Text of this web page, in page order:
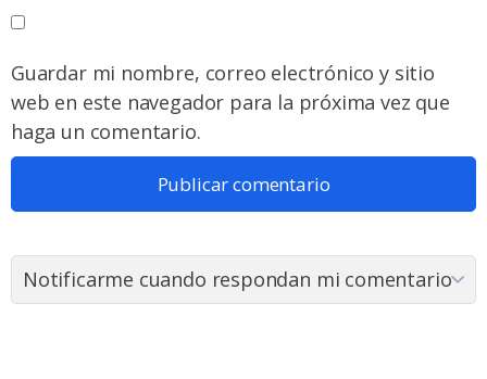
Guardar mi nombre, correo electrónico y sitio
web en este navegador para la próxima vez que
haga un comentario.